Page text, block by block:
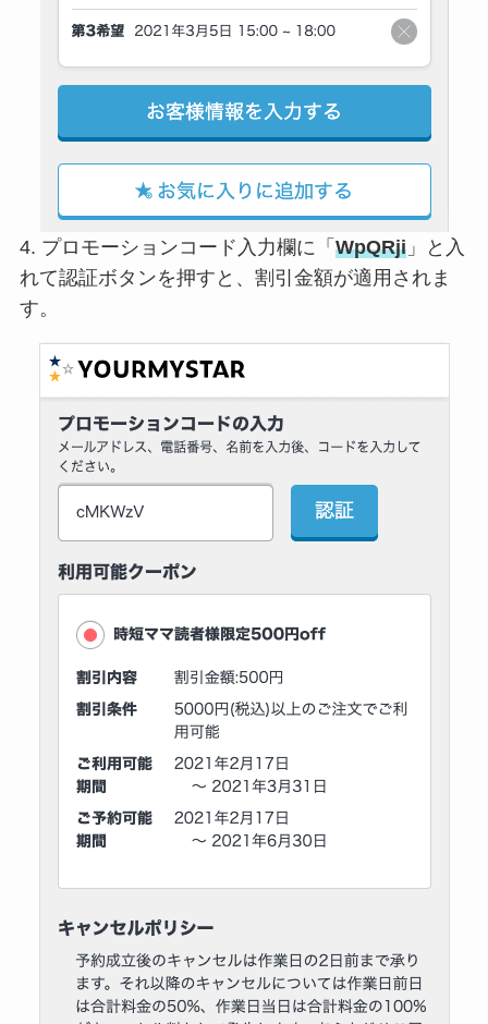
4. プロモーションコード入力欄に「 WpQRji」と入
れて認証ボタンを押すと、割引金額が適用されま
す。